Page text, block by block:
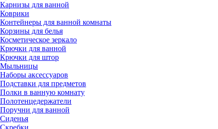
Карнизы для ванной
Коврики
Контейнеры для ванной комнаты
Корзины для белья
Косметическое зеркало
Крючки для ванной
Крючки для штор
Мыльницы
Наборы аксессуаров
Подставки для предметов
Полки в ванную комнату
Полотенцедержатели
Поручни для ванной
Сиденья
Скребки